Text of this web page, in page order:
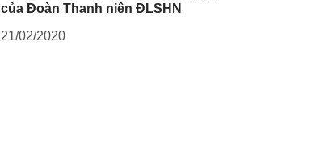
của Đoàn Thanh niên ĐLSHN
21/02/2020